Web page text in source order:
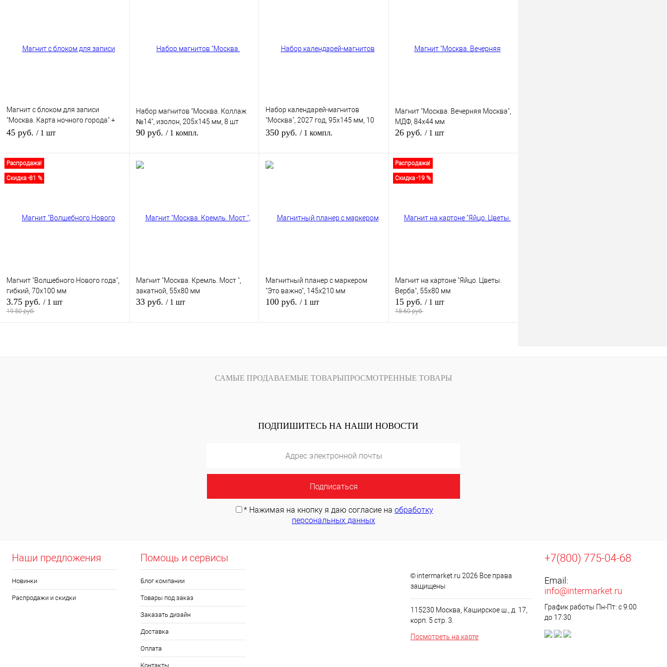
Магнит с блоком для записи
"Москва. Карта ночного города" +
запасной блок
45 руб. / 1 шт
Набор магнитов "Москва. Коллаж
№14", изолон, 205х145 мм, 8 шт
90 руб. / 1 компл.
Набор календарей-магнитов
"Москва", 2027 год, 95х145 мм, 10
штук
350 руб. / 1 компл.
Магнит "Москва. Вечерняя Москва",
МДФ, 84х44 мм
26 руб. / 1 шт
Распродажа!
Скидка -81 %
Магнит "Волшебного Нового года",
гибкий, 70х100 мм
3.75 руб. / 1 шт
19.50 руб.
Магнит "Москва. Кремль. Мост ",
закатной, 55х80 мм
33 руб. / 1 шт
наличии
Магнитный планер с маркером
"Это важно", 145х210 мм
100 руб. / 1 шт
наличии
Распродажа!
Скидка -19 %
Магнит на картоне "Яйцо. Цветы.
Верба", 55х80 мм
15 руб. / 1 шт
18.60 руб.
САМЫЕ ПРОДАВАЕМЫЕ ТОВАРЫПРОСМОТРЕННЫЕ ТОВАРЫ
ПОДПИШИТЕСЬ НА НАШИ НОВОСТИ
* Нажимая на кнопку я даю согласие на обработку
персональных данных
Наши предложения
Новинки
Распродажи и скидки
Помощь и сервисы
Блог компании
Товары под заказ
Заказать дизайн
Доставка
Оплата
Контакты
© intermarket.ru 2026 Все права
защищены
115230 Москва, Каширское ш., д. 17,
корп. 5 стр. 3.
Посмотреть на карте
+7(800) 775-04-68
Email:
info@intermarket.ru
График работы Пн-Пт: с 9:00
до 17:30